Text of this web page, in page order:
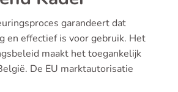
garandeert dat
en effectief is voor gebruik. Het
maakt het toegankelijk
De EU marktautorisatie